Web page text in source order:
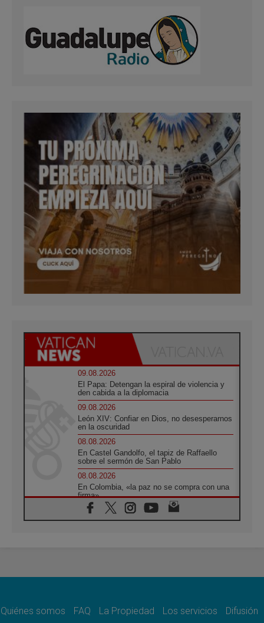
09.08.2026
El Papa: Detengan la espiral de violencia y
den cabida a la diplomacia
09.08.2026
León XIV: Confiar en Dios, no desesperarnos
en la oscuridad
08.08.2026
En Castel Gandolfo, el tapiz de Raffaello
sobre el sermón de San Pablo
08.08.2026
En Colombia, «la paz no se compra con una
firma»
08.08.2026
En Venezuela celebraron los 416 años del
08.08.2026
07.08.2026
Quiénes somos FAQ La Propiedad Los servicios Difusión